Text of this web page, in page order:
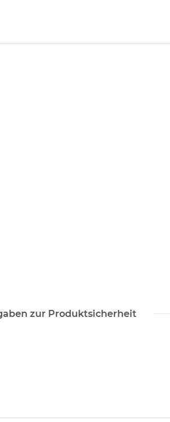
zur Produktsicherheit